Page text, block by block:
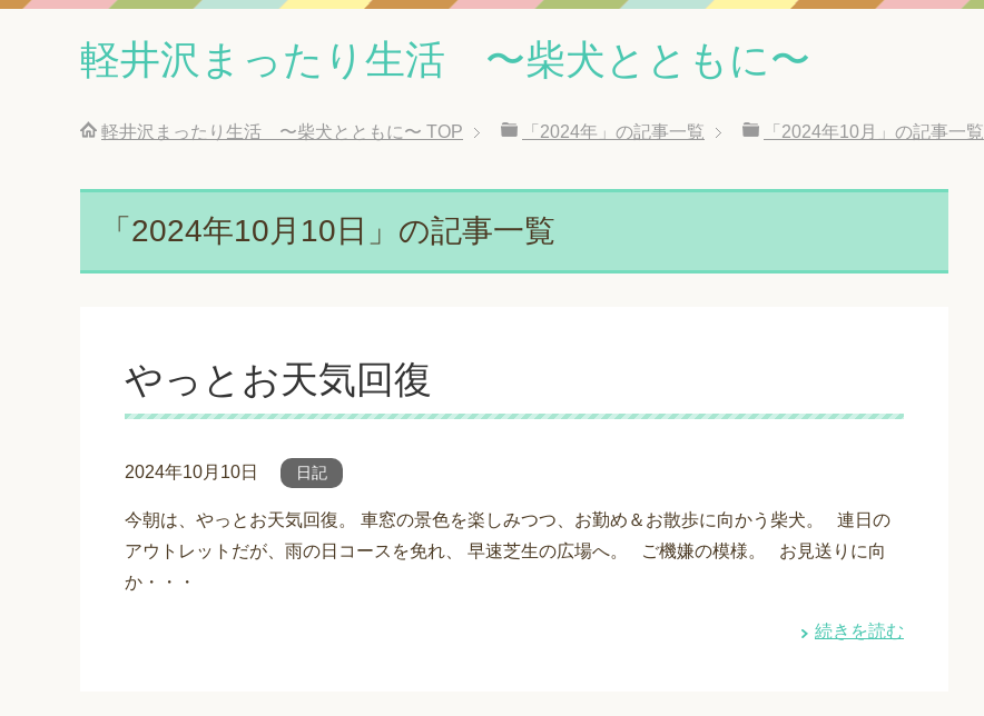
軽井沢まったり生活 〜柴犬とともに〜
軽井沢まったり生活 〜柴犬とともに〜 TOP 「2024年」の記事一覧 「2024年10月」の記事一覧
「2024年10月10日」の記事一覧
やっとお天気回復
2024年10月10日 日記
今朝は、やっとお天気回復。 車窓の景色を楽しみつつ、お勤め＆お散歩に向かう柴犬。 連日の
アウトレットだが、雨の日コースを免れ、 早速芝生の広場へ。 ご機嫌の模様。 お見送りに向
か・・・
続きを読む